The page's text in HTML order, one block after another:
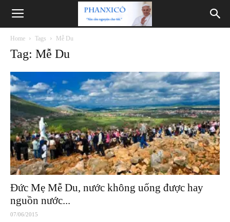
Phanxicô
Home Tags Mễ Du
Tag: Mễ Du
Đức Mẹ Mễ Du, nước không uống được hay
nguồn nước...
07/06/2015